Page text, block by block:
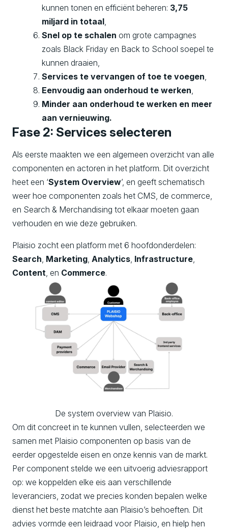
kunnen tonen en efficiënt beheren: 3,75
miljard in totaal,
Snel op te schalen om grote campagnes
zoals Black Friday en Back to School soepel te
kunnen draaien,
Services te vervangen of toe te voegen,
Eenvoudig aan onderhoud te werken,
Minder aan onderhoud te werken en meer
aan vernieuwing.
Fase 2: Services selecteren
Als eerste maakten we een algemeen overzicht van alle
componenten en actoren in het platform. Dit overzicht
heet een ‘System Overview’, en geeft schematisch
weer hoe componenten zoals het CMS, de commerce,
en Search & Merchandising tot elkaar moeten gaan
verhouden en wie deze gebruiken.
Plaisio zocht een platform met 6 hoofdonderdelen:
Search Marketing Analytics Infrastructure
Content , en Commerce.
De system overview van Plaisio.
Om dit concreet in te kunnen vullen, selecteerden we
samen met Plaisio componenten op basis van de
eerder opgestelde eisen en onze kennis van de markt.
Per component stelde we een uitvoerig adviesrapport
op: we koppelden elke eis aan verschillende
leveranciers, zodat we precies konden bepalen welke
dienst het beste matchte aan Plaisio’s behoeften. Dit
advies vormde een leidraad voor Plaisio, en hielp hen